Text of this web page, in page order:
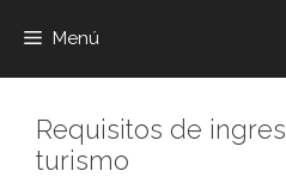
Menú
Requisitos de
turismo